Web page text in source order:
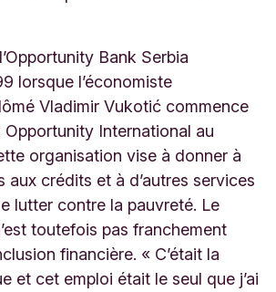
Bank Serbia
lorsque l’économiste
Vladimir Vukotić commence
Opportunity International au
organisation vise à donner à
aux crédits et à d’autres services
lutter contre la pauvreté. Le
toutefois pas franchement
financière. « C’était la
et cet emploi était le seul que j’ai